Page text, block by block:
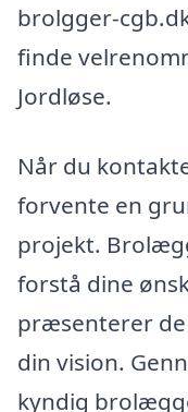
brolgger-
finde
Jordløse.
Når du
forvente en
projekt.
forstå dine
præsenterer
din vision.
kyndig